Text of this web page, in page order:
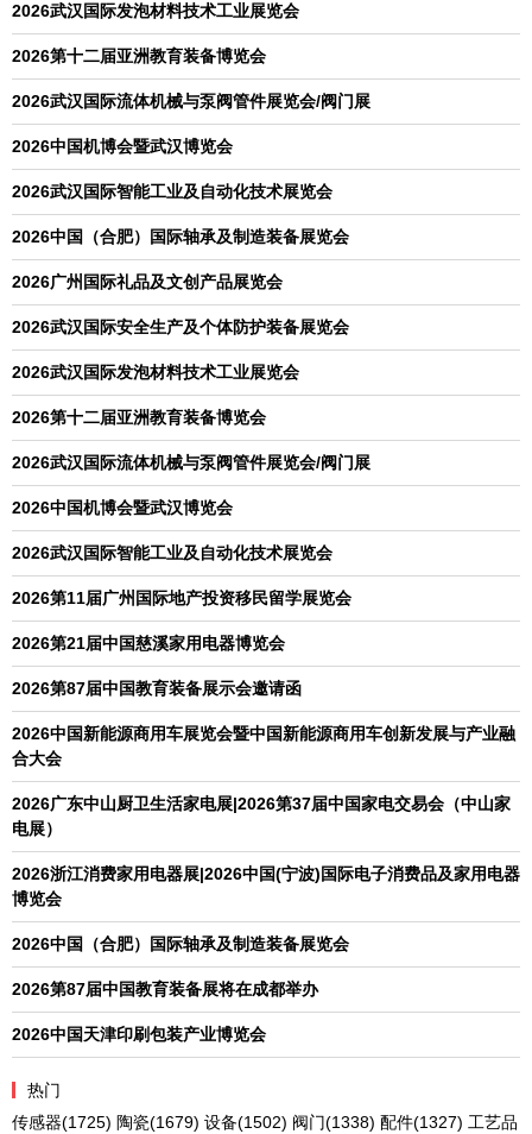
2026武汉国际发泡材料技术工业展览会
2026第十二届亚洲教育装备博览会
2026武汉国际流体机械与泵阀管件展览会/阀门展
2026中国机博会暨武汉博览会
2026武汉国际智能工业及自动化技术展览会
2026中国（合肥）国际轴承及制造装备展览会
2026广州国际礼品及文创产品展览会
2026武汉国际安全生产及个体防护装备展览会
2026武汉国际发泡材料技术工业展览会
2026第十二届亚洲教育装备博览会
2026武汉国际流体机械与泵阀管件展览会/阀门展
2026中国机博会暨武汉博览会
2026武汉国际智能工业及自动化技术展览会
2026第11届广州国际地产投资移民留学展览会
2026第21届中国慈溪家用电器博览会
2026第87届中国教育装备展示会邀请函
2026中国新能源商用车展览会暨中国新能源商用车创新发展与产业融
合大会
2026广东中山厨卫生活家电展|2026第37届中国家电交易会（中山家
电展）
2026浙江消费家用电器展|2026中国(宁波)国际电子消费品及家用电器
博览会
2026中国（合肥）国际轴承及制造装备展览会
2026第87届中国教育装备展将在成都举办
2026中国天津印刷包装产业博览会
热门
传感器(1725) 陶瓷(1679) 设备(1502) 阀门(1338) 配件(1327) 工艺品